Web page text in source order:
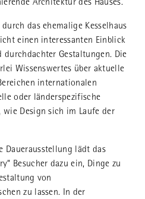
Architektur des Hauses.
das ehemalige Kesselhaus
einen interessanten Einblick
Gestaltungen. Die
Wissenswertes über aktuelle
internationalen
oder länderspezifische
wie Design sich im Laufe der
Dauerausstellung lädt das
Besucher dazu ein, Dinge zu
von
zu lassen. In der